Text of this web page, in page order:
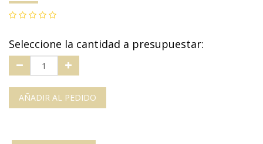
Seleccione la cantidad a presupuestar:
AÑADIR AL PEDIDO